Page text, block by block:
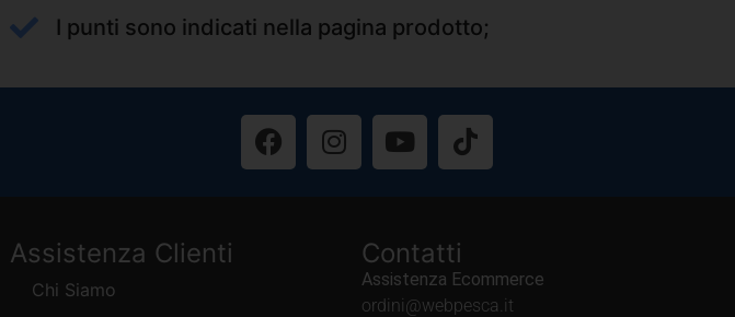
I punti sono indicati nella pagina prodotto;
Assistenza Clienti
Chi Siamo
Contatti
Assistenza Ecommerce
ordini@webpesca.it